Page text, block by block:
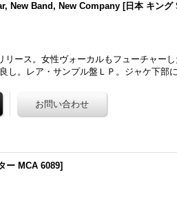
New Band, New Company [日本 キング
リース。女性ヴォーカルもフューチャー
し。レア・サンプル盤ＬＰ。ジャケ下部に
ー MCA 6089]